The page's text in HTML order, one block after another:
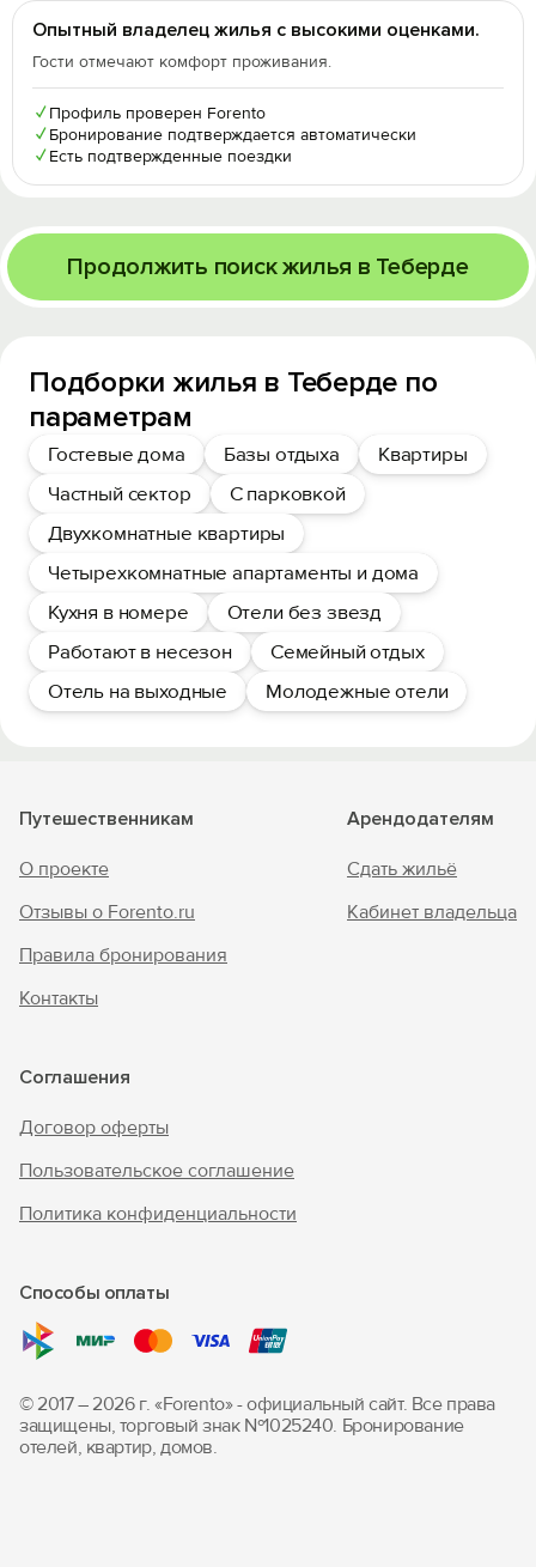
Опытный владелец жилья с высокими оценками.
Гости отмечают комфорт проживания.
✓ Профиль проверен Forento
✓ Бронирование подтверждается автоматически
✓ Есть подтвержденные поездки
Продолжить поиск жилья в Теберде
Подборки жилья в Теберде по
параметрам
Гостевые дома Базы отдыха
Квартиры
Частный сектор
С парковкой
Двухкомнатные квартиры
Четырехкомнатные апартаменты и дома
Кухня в номере
Отели без звезд
Работают в несезон
Семейный отдых
Отель на выходные
Молодежные отели
Путешественникам
О проекте
Отзывы о Forento.ru
Правила бронирования
Контакты
Арендодателям
Сдать жильё
Кабинет владельца
Соглашения
Договор оферты
Пользовательское соглашение
Политика конфиденциальности
Способы оплаты
© 2017 – 2026 г. «Forento» - официальный сайт. Все права
защищены, торговый знак Nº1025240. Бронирование
отелей, квартир, домов.